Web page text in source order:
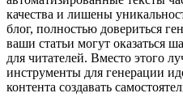
качества и лишены
блог, полностью довериться
ваши статьи могут оказаться
для читателей. Вместо этого
инструменты для генерации
контента создавать